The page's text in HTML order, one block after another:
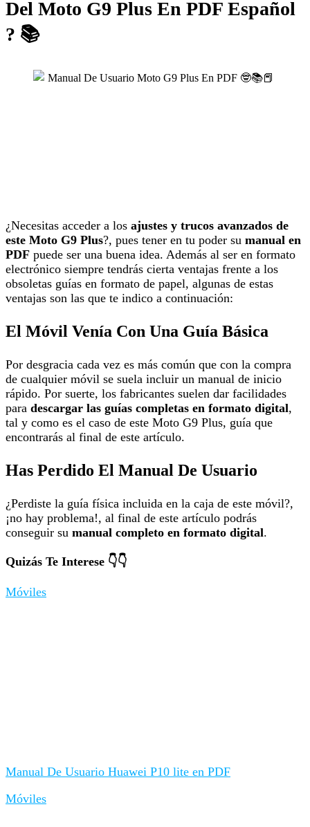
Del Moto G9 Plus En PDF Español
? 📚
¿Necesitas acceder a los ajustes y trucos avanzados de
este Moto G9 Plus?, pues tener en tu poder su manual en
PDF puede ser una buena idea. Además al ser en formato
electrónico siempre tendrás cierta ventajas frente a los
obsoletas guías en formato de papel, algunas de estas
ventajas son las que te indico a continuación:
El Móvil Venía Con Una Guía Básica
Por desgracia cada vez es más común que con la compra
de cualquier móvil se suela incluir un manual de inicio
rápido. Por suerte, los fabricantes suelen dar facilidades
para descargar las guías completas en formato digital,
tal y como es el caso de este Moto G9 Plus, guía que
encontrarás al final de este artículo.
Has Perdido El Manual De Usuario
¿Perdiste la guía física incluida en la caja de este móvil?,
¡no hay problema!, al final de este artículo podrás
conseguir su manual completo en formato digital.
Quizás Te Interese 👇👇
Móviles
Manual De Usuario Huawei P10 lite en PDF
Móviles